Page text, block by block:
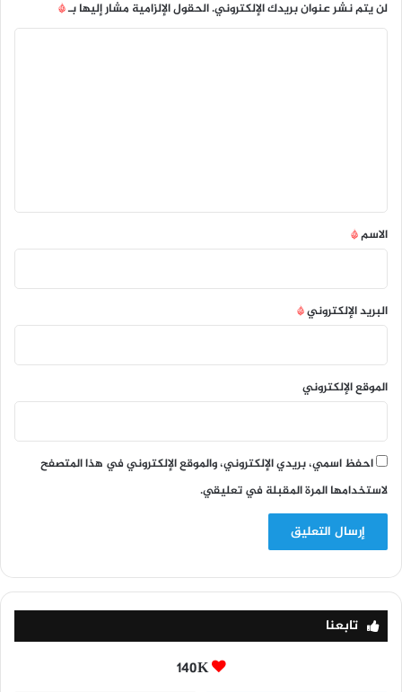
لن يتم نشر عنوان بريدك الإلكتروني.الحقول الإلزامية مشار إليها بـ*
*
الاسم*
البريد الإلكتروني*
الموقع الإلكتروني
احفظ اسمي، بريدي الإلكتروني، والموقع الإلكتروني في هذا المتصفح
لاستخدامها المرة المقبلة في تعليقي.
تابعنا
140K